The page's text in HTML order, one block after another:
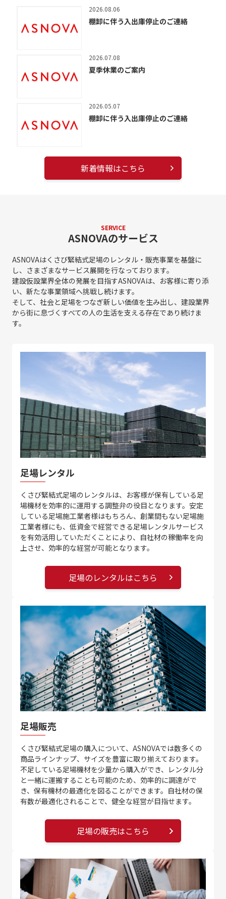
2026.08.06
棚卸に伴う入出庫停止のご連絡
2026.07.08
夏季休業のご案内
2026.05.07
棚卸に伴う入出庫停止のご連絡
新着情報はこちら
SERVICE
ASNOVAのサービス
ASNOVAはくさび緊結式足場のレンタル・販売事業を基盤に
し、さまざまなサービス展開を行なっております。
建設仮設業界全体の発展を目指すASNOVAは、お客様に寄り添
い、新たな事業領域へ挑戦し続けます。
そして、社会と足場をつなぎ新しい価値を生み出し、建設業界
から街に息づくすべての人の生活を支える存在であり続けま
す。
足場レンタル
くさび緊結式足場のレンタルは、お客様が保有している足
場機材を効率的に運用する調整弁の役目となります。安定
している足場施工業者様はもちろん、創業間もない足場施
工業者様にも、低資金で経営できる足場レンタルサービス
を有効活用していただくことにより、自社材の稼働率を向
上させ、効率的な経営が可能となります。
足場のレンタルはこちら
足場販売
くさび緊結式足場の購入について、ASNOVAでは数多くの
商品ラインナップ、サイズを豊富に取り揃えております。
不足している足場機材を少量から購入ができ、レンタル分
と一緒に運搬することも可能のため、効率的に調達がで
き、保有機材の最適化を図ることができます。自社材の保
有数が最適化されることで、健全な経営が目指せます。
足場の販売はこちら